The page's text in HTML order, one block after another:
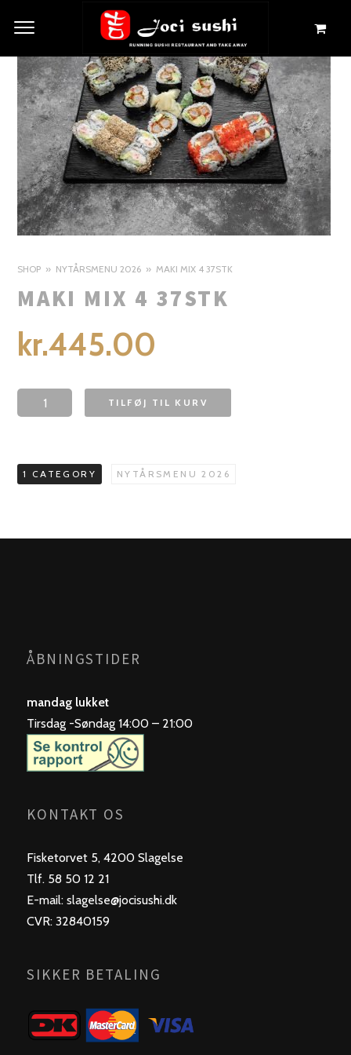
SHOP NYTÅRSMENU 2026 MAKI MIX 4 37STK
MAKI MIX 4 37STK
kr.445.00
TILFØJ TIL KURV
1 CATEGORY NYTÅRSMENU 2026
ÅBNINGSTIDER
mandag lukket
Tirsdag -Søndag 14:00 – 21:00
KONTAKT OS
Fisketorvet 5, 4200 Slagelse
Tlf. 58 50 12 21
E-mail: slagelse@jocisushi.dk
CVR: 32840159
SIKKER BETALING